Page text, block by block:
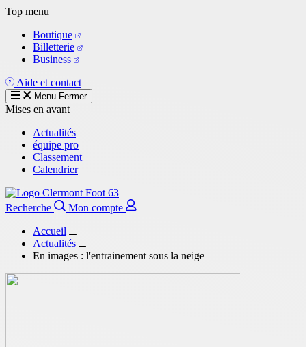
Aller
contenu
principal
Top menu
Boutique
Billetterie
Business
Aide et contact
Menu Fermer
Mises en avant
Actualités
équipe pro
Classement
Calendrier
Recherche
Mon compte
Accueil
Actualités
En images : l'entrainement sous la neige